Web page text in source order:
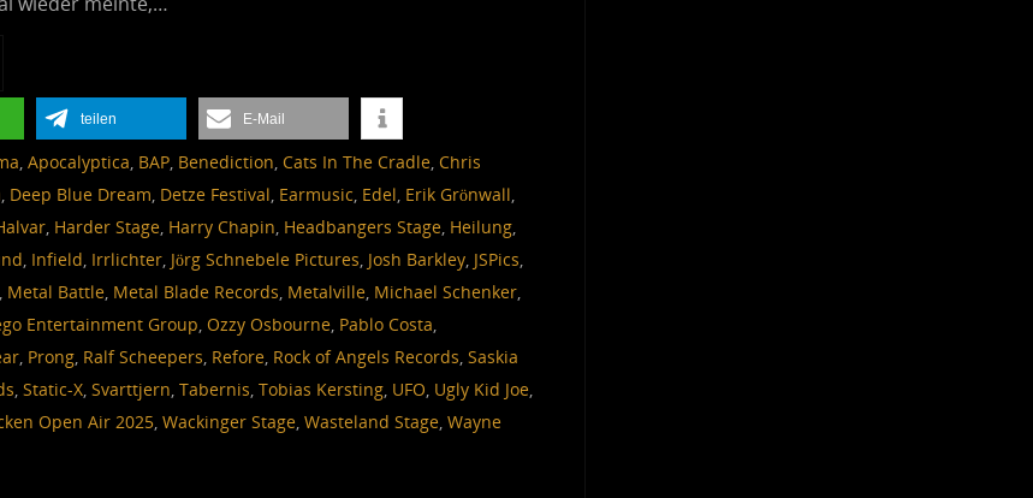
teilen E-Mail
, Apocalyptica, BAP, Benediction, Cats In The Cradle, Chris
, Deep Blue Dream, Detze Festival, Earmusic, Edel, Erik Grönwall,
, Harder Stage, Harry Chapin, Headbangers Stage, Heilung,
, Infield, Irrlichter, Jörg Schnebele Pictures, Josh Barkley, JSPics,
, Metal Battle, Metal Blade Records, Metalville, Michael Schenker,
Entertainment Group, Ozzy Osbourne, Pablo Costa,
, Prong, Ralf Scheepers, Refore, Rock of Angels Records, Saskia
, Static-X, Svarttjern, Tabernis, Tobias Kersting, UFO, Ugly Kid Joe,
Open Air 2025, Wackinger Stage, Wasteland Stage, Wayne